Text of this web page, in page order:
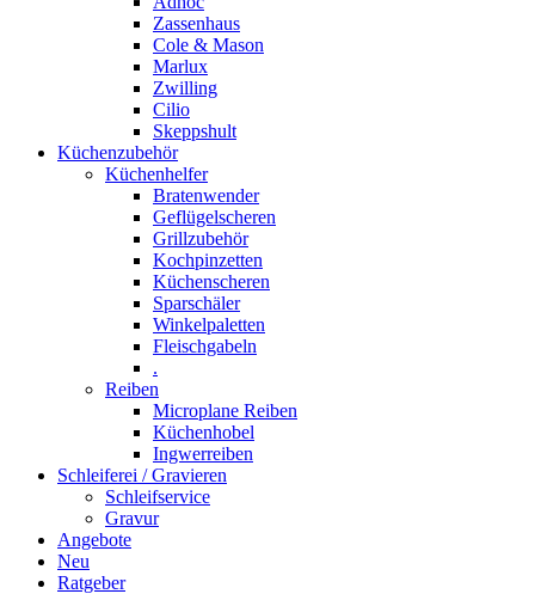
Zassenhaus
Cole & Mason
Marlux
Zwilling
Cilio
Skeppshult
Küchenzubehör
Küchenhelfer
Bratenwender
Geflügelscheren
Grillzubehör
Kochpinzetten
Küchenscheren
Sparschäler
Winkelpaletten
Fleischgabeln
.
Reiben
Microplane Reiben
Küchenhobel
Ingwerreiben
Schleiferei / Gravieren
Schleifservice
Gravur
Angebote
Neu
Ratgeber